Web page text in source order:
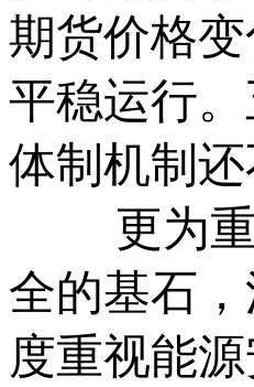
期货价格
平稳运行
体制机制
更为重要
全的基石
度重视能